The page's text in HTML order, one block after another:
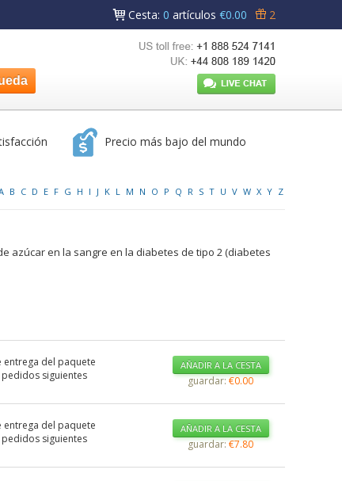
Cesta: 0 artículos €0.00 2
Precio más bajo del mundo
B C D E F G H I J K L M N O P Q R S T U V W X Y Z
azúcar en la sangre en la diabetes de tipo 2 (diabetes
entrega del paquete
siguientes
AÑADIR A LA CESTA
guardar:€0.00
entrega del paquete
siguientes
AÑADIR A LA CESTA
guardar:€7.80